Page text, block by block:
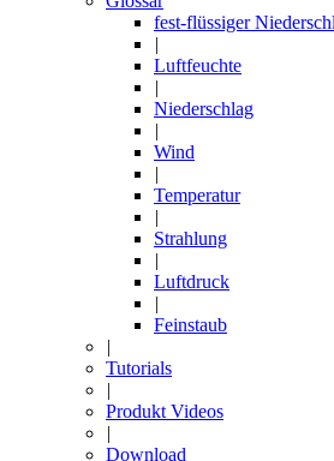
fest-flüssiger
|
Luftfeuchte
|
Niederschlag
|
Wind
|
Temperatur
|
Strahlung
|
Luftdruck
|
Feinstaub
|
Tutorials
|
Produkt Videos
|
Download